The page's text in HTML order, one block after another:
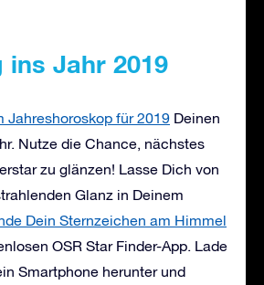
ins Jahr 2019
Jahreshoroskop für 2019 Deinen
Nutze die Chance, nächstes
zu glänzen! Lasse Dich von
Glanz in Deinem
Dein Sternzeichen am Himmel
OSR Star Finder-App. Lade
Smartphone herunter und